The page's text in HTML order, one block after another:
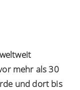
mehr als 30
und dort bis